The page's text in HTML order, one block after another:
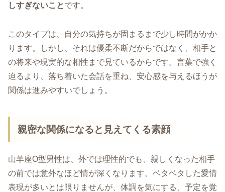
しすぎないことです。
このタイプは、自分の気持ちが固まるまで少し時間がかか
ります。しかし、それは優柔不断だからではなく、相手と
の将来や現実的な相性まで見ているからです。言葉で強く
迫るより、落ち着いた会話を重ね、安心感を与えるほうが
関係は進みやすいでしょう。
親密な関係になると見えてくる素顔
山羊座O型男性は、外では理性的でも、親しくなった相手
の前では意外なほど情が深くなります。ベタベタした愛情
表現が多いとは限りませんが、体調を気にする、予定を覚